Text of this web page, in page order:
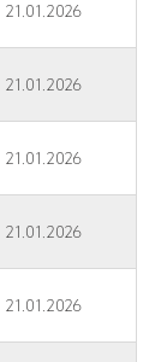
21.01.2026
21.01.2026
21.01.2026
21.01.2026
21.01.2026